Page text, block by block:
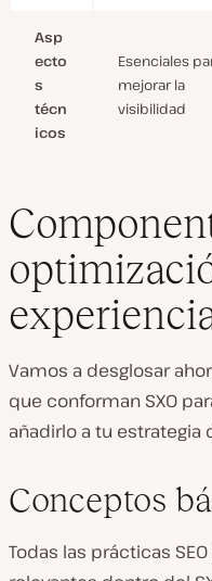
Asp
ecto
s
técn
icos
Esenciales
mejorar la
visibilidad
Vamos a desglosar
que conforman SXO
añadirlo a tu estrategia
Conceptos
Todas las prácticas